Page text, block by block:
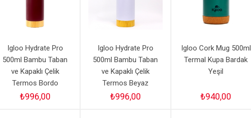
Igloo Hydrate Pro
500ml Bambu Taban
ve Kapaklı Çelik
Termos Bordo
₺996,00
Igloo Hydrate Pro
500ml Bambu Taban
ve Kapaklı Çelik
Termos Beyaz
₺996,00
Igloo Cork Mug 500ml
Termal Kupa Bardak
Yeşil
₺940,00